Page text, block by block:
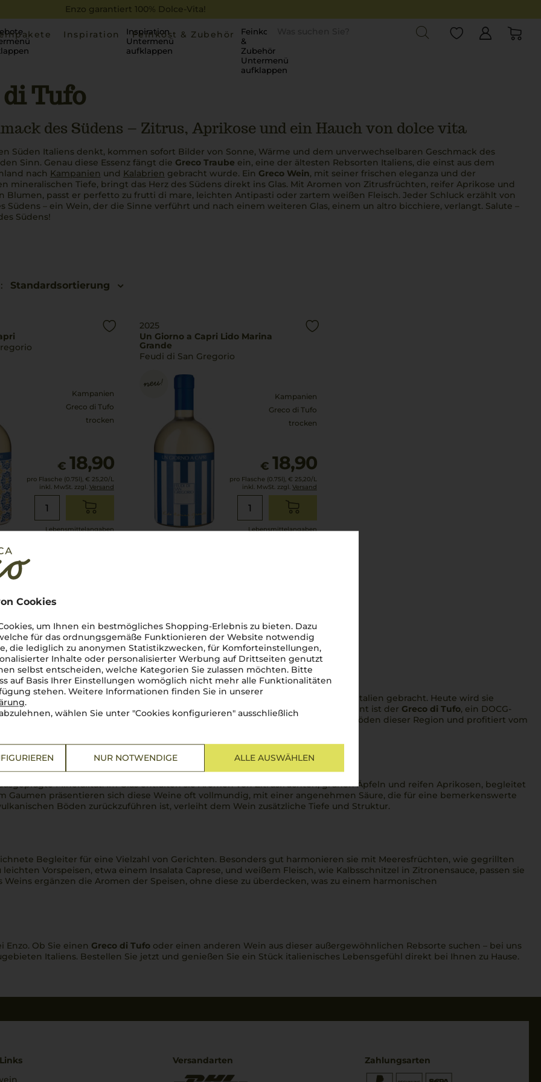
Cookies
um Ihnen ein bestmögliches Shopping-Erlebnis zu bieten. Dazu
für das ordnungsgemäße Funktionieren der Website notwendig
die lediglich zu anonymen Statistikzwecken, für Komforteinstellungen,
Inhalte oder personalisierter Werbung auf Drittseiten genutzt
selbst entscheiden, welche Kategorien Sie zulassen möchten. Bitte
auf Basis Ihrer Einstellungen womöglich nicht mehr alle Funktionalitäten
stehen. Weitere Informationen finden Sie in unserer
.
wählen Sie unter "Cookies konfigurieren" ausschließlich
NUR NOTWENDIGE ALLE AUSWÄHLEN
Enzo garantiert 100% Dolce-Vita!
Inspiration
Inspiration
Untermenü
aufklappen
Feinkost & Zubehör
Feinkost
&
Zubehör
Untermenü
aufklappen
Tufo
des Südens – Zitrus, Aprikose und ein Hauch von dolce vita
Süden Italiens denkt, kommen sofort Bilder von Sonne, Wärme und dem unverwechselbaren Geschmack des
Sinn. Genau diese Essenz fängt die Greco Traube ein, eine der ältesten Rebsorten Italiens, die einst aus dem
nach Kampanien und Kalabrien gebracht wurde. Ein Greco Wein, mit seiner frischen eleganza und der
mineralischen Tiefe, bringt das Herz des Südens direkt ins Glas. Mit Aromen von Zitrusfrüchten, reifer Aprikose und
Blumen, passt er perfetto zu frutti di mare, leichten Antipasti oder zartem weißen Fleisch. Jeder Schluck erzählt von
Südens – ein Wein, der die Sinne verführt und nach einem weiteren Glas, einem un altro bicchiere, verlangt. Salute –
Südens!
Standardsortierung
Kampanien
Greco di Tufo
trocken
€ 18,90
pro Flasche (0.75l), € 25,20/L
inkl. MwSt. zzgl. Versand
Lebensmittel­angaben
2025
Un Giorno a Capri Lido Marina
Grande
Feudi di San Gregorio
Kampanien
Greco di Tufo
trocken
€ 18,90
pro Flasche (0.75l), € 25,20/L
inkl. MwSt. zzgl. Versand
Lebensmittel­angaben
Greco
wurde vermutlich schon vor mehr als 2.000 Jahren von den Griechen nach Süditalien gebracht. Heute wird sie
um Avellino und Benevent, sowie in Kalabrien angebaut. Besonders bekannt ist der Greco di Tufo, ein DOCG-
Italiens gehört. Die Rebsorte gedeiht hervorragend auf den vulkanischen Böden dieser Region und profitiert vom
bringt.
Mineralität. Im Glas entfalten sie Aromen von Zitrusfrüchten, grünen Äpfeln und reifen Aprikosen, begleitet
Gaumen präsentieren sich diese Weine oft vollmundig, mit einer angenehmen Säure, die für eine bemerkenswerte
Böden zurückzuführen ist, verleiht dem Wein zusätzliche Tiefe und Struktur.
Begleiter für eine Vielzahl von Gerichten. Besonders gut harmonieren sie mit Meeresfrüchten, wie gegrillten
leichten Vorspeisen, etwa einem Insalata Caprese, und weißem Fleisch, wie Kalbsschnitzel in Zitronensauce, passen sie
ergänzen die Aromen der Speisen, ohne diese zu überdecken, was zu einem harmonischen
Enzo. Ob Sie einen Greco di Tufo oder einen anderen Wein aus dieser außergewöhnlichen Rebsorte suchen – bei uns
Italiens. Bestellen Sie jetzt und genießen Sie ein Stück italienisches Lebensgefühl direkt bei Ihnen zu Hause.
Versandarten Zahlungsarten